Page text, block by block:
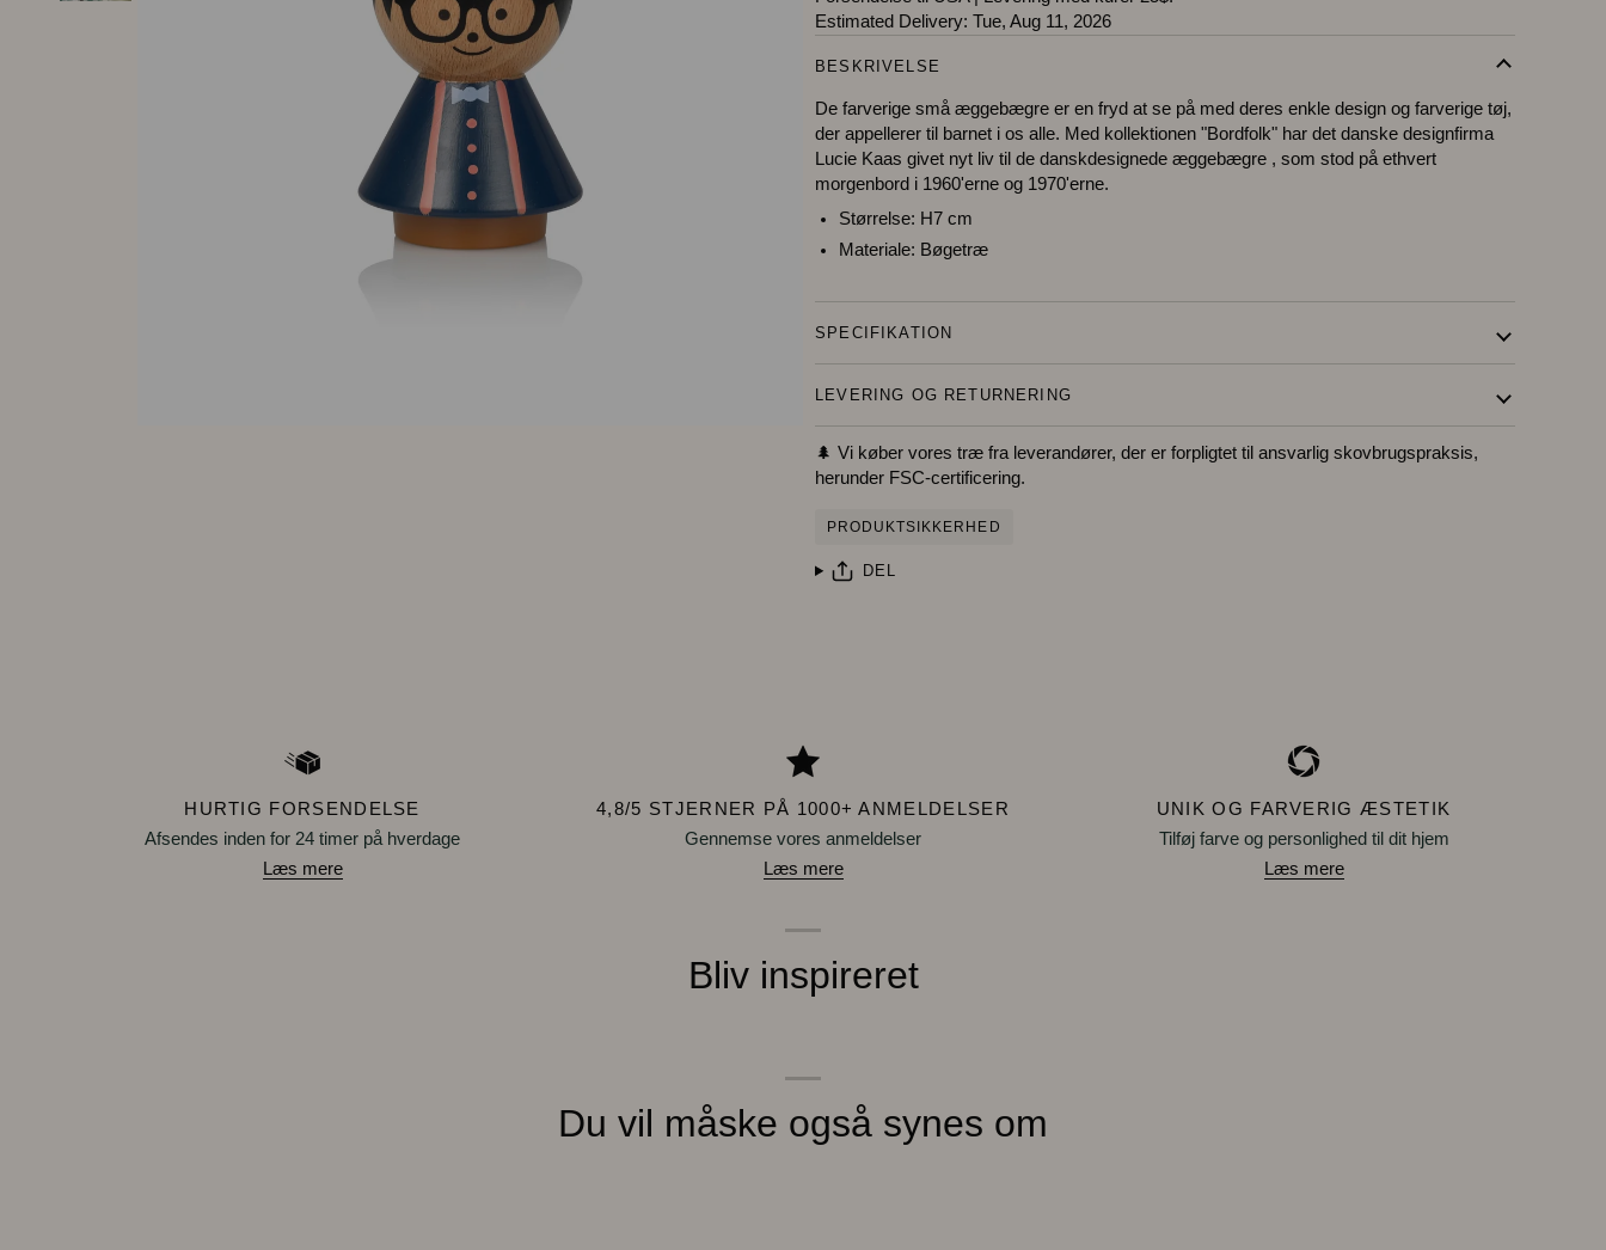
Estimated Delivery: Tue, Aug 11, 2026
BESKRIVELSE
De farverige små æggebægre er en fryd at se på med deres enkle design og farverige tøj,
der appellerer til barnet i os alle. Med kollektionen "Bordfolk" har det danske designfirma
Lucie Kaas givet nyt liv til de danskdesignede æggebægre , som stod på ethvert
morgenbord i 1960'erne og 1970'erne.
Størrelse: H7 cm
Materiale: Bøgetræ
SPECIFIKATION
LEVERING OG RETURNERING
🌲 Vi køber vores træ fra leverandører, der er forpligtet til ansvarlig skovbrugspraksis,
herunder FSC-certificering.
PRODUKTSIKKERHED
DEL
HURTIG FORSENDELSE
Afsendes inden for 24 timer på hverdage
Læs mere
4,8/5 STJERNER PÅ 1000+ ANMELDELSER
Gennemse vores anmeldelser
Læs mere
UNIK OG FARVERIG ÆSTETIK
Tilføj farve og personlighed til dit hjem
Læs mere
Bliv inspireret
Du vil måske også synes om